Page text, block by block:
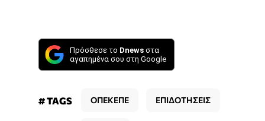
Πρόσθεσε το Dnews στα
αγαπημένα σου στη Google
# TAGS ΟΠΕΚΕΠΕ ΕΠΙΔΟΤΗΣΕΙΣ